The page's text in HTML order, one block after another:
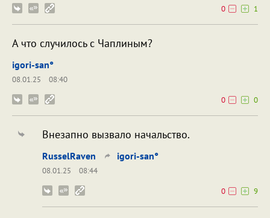
0 1
А что случилось с Чаплиным?
igori-san°
08.01.25
08:40
0
0
Внезапно вызвало начальство.
RusselRaven igori-san°
08.01.25
08:44
0
9